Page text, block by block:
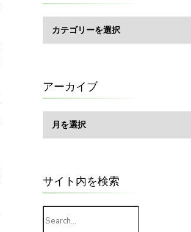
カ
テ
ー
アーカイブ
ー
カ
サイト内を検索
Search
for: